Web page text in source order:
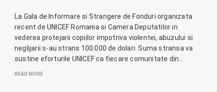
La Gala de Informare si Strangere de Fonduri organizata
recent de UNICEF Romania si Camera Deputatilor in
vederea protejarii copiilor impotriva violentei, abuzului si
neglijarii s-au strans 100.000 de dolari. Suma stransa va
sustine eforturile UNICEF ca fiecare comunitate din…
READ MORE